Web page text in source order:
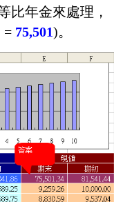
比年金來處理，
= 75,501)。